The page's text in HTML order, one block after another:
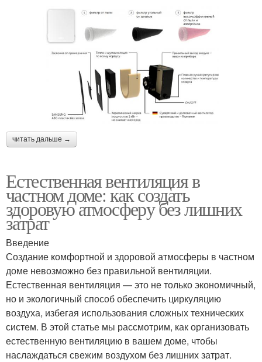
читать дальше →
Естественная вентиляция в
частном доме: как создать
здоровую атмосферу без лишних
затрат
Введение
Создание комфортной и здоровой атмосферы в частном
доме невозможно без правильной вентиляции.
Естественная вентиляция — это не только экономичный,
но и экологичный способ обеспечить циркуляцию
воздуха, избегая использования сложных технических
систем. В этой статье мы рассмотрим, как организовать
естественную вентиляцию в вашем доме, чтобы
наслаждаться свежим воздухом без лишних затрат.